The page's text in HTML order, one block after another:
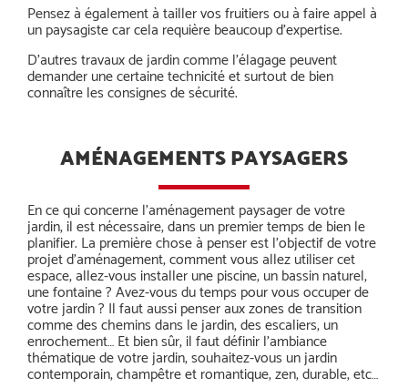
Pensez à également à tailler vos fruitiers ou à faire appel à
un paysagiste car cela requière beaucoup d’expertise.
D’autres travaux de jardin comme l’élagage peuvent
demander une certaine technicité et surtout de bien
connaître les consignes de sécurité.
AMÉNAGEMENTS PAYSAGERS
En ce qui concerne l’aménagement paysager de votre
jardin, il est nécessaire, dans un premier temps de bien le
planifier. La première chose à penser est l’objectif de votre
projet d’aménagement, comment vous allez utiliser cet
espace, allez-vous installer une piscine, un bassin naturel,
une fontaine ? Avez-vous du temps pour vous occuper de
votre jardin ? Il faut aussi penser aux zones de transition
comme des chemins dans le jardin, des escaliers, un
enrochement… Et bien sûr, il faut définir l’ambiance
thématique de votre jardin, souhaitez-vous un jardin
contemporain, champêtre et romantique, zen, durable, etc…